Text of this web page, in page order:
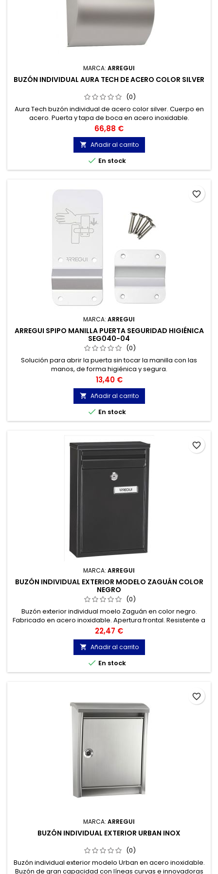
MARCA: ARREGUI
BUZÓN INDIVIDUAL AURA TECH DE ACERO COLOR SILVER
(0)
Aura Tech buzón individual de acero color silver. Cuerpo en
acero. Puerta y tapa de boca en acero inoxidable.
Precio
66,88 €
 Añadir al carrito
 En stock
MARCA: ARREGUI
ARREGUI SPIPO MANILLA PUERTA SEGURIDAD HIGIÉNICA
SEG040-04
(0)
Solución para abrir la puerta sin tocar la manilla con las
manos, de forma higiénica y segura.
Precio
13,40 €
 Añadir al carrito
 En stock
favorite_border
MARCA: ARREGUI
BUZÓN INDIVIDUAL EXTERIOR MODELO ZAGUÁN COLOR
NEGRO
(0)
Buzón exterior individual moelo Zaguán en color negro.
Fabricado en acero inoxidable. Apertura frontal. Resistente a
la corrosión.
Precio
22,47 €
 Añadir al carrito
 En stock
favorite_border
MARCA: ARREGUI
BUZÓN INDIVIDUAL EXTERIOR URBAN INOX
(0)
Buzón individual exterior modelo Urban en acero inoxidable.
Buzón de gran capacidad con líneas curvas e innovadoras
favorite_border